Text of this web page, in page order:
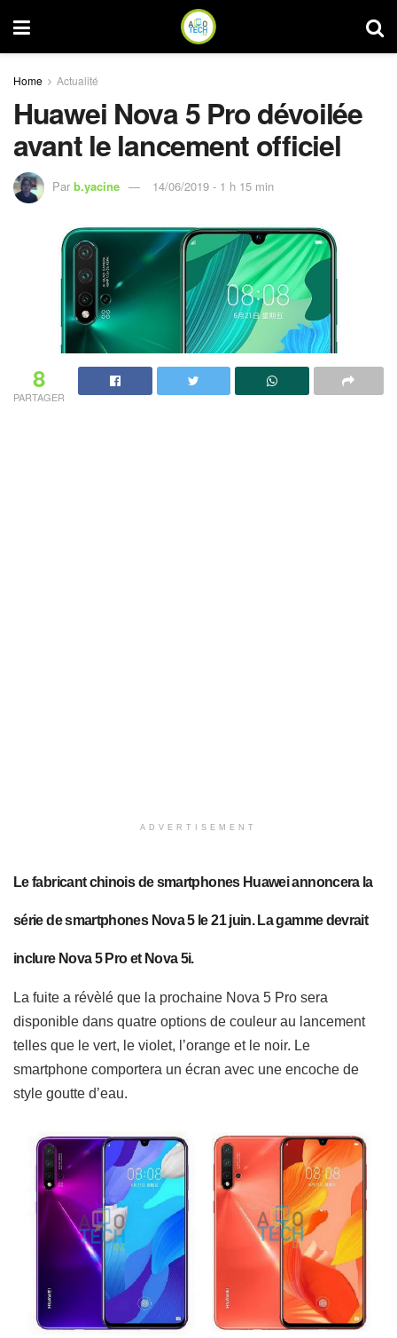
Home Actualité
Huawei Nova 5 Pro dévoilée
avant le lancement officiel
Par b.yacine 14/06/2019 - 1 h 15 min
8
PARTAGER
ADVERTISEMENT
Le fabricant chinois de smartphones Huawei annoncera la
série de smartphones Nova 5 le 21 juin. La gamme devrait
inclure Nova 5 Pro et Nova 5i.
La fuite a révèlé que la prochaine Nova 5 Pro sera
disponible dans quatre options de couleur au lancement
telles que le vert, le violet, l’orange et le noir. Le
smartphone comportera un écran avec une encoche de
style goutte d’eau.